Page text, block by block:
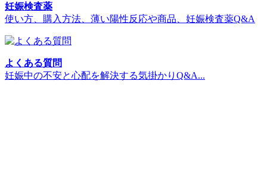
妊娠検査薬
使い方、購入方法、薄い陽性反応や商品、妊娠検査薬Q&A
よくある質問
妊娠中の不安と心配を解決する気掛かりQ&A...